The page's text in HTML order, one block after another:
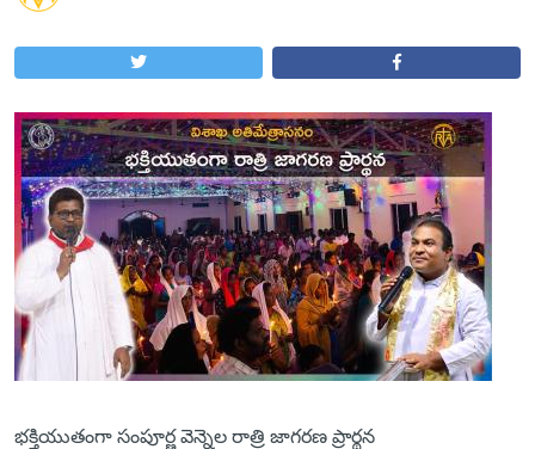
భక్తియుతంగా సంపూర్ణ వెన్నెల రాత్రి జాగరణ ప్రార్థన